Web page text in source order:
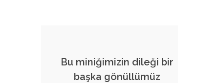
Bu miniğimizin dileği bir
başka gönüllümüz